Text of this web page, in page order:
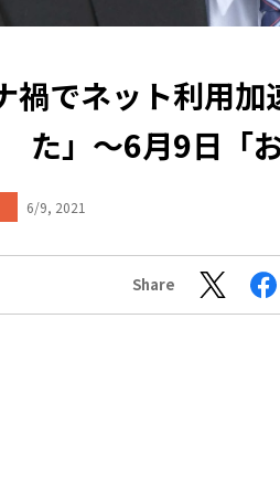
禍でネット利用
た」～6月9日「
6/9, 2021
Share